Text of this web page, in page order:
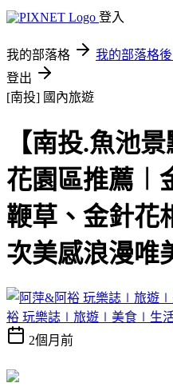
登入
我的部落格 我的部落格
登出
[南投] 國內旅遊
【南投.魚池
花園區推薦︱
鞭草、金針花
次美感浪漫唯
裕 玩樂誌∣旅遊∣美食∣生
2個月前